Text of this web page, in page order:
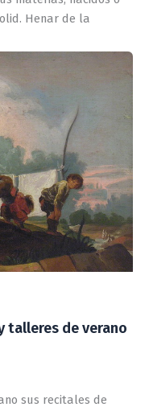
Henar de la
talleres de verano
sus recitales de